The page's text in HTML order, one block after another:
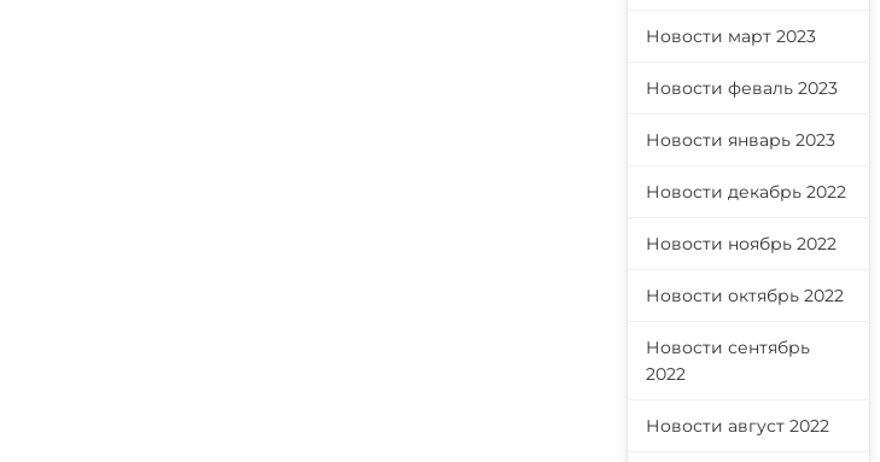
Новости март 2023
Новости феваль 2023
Новости январь 2023
Новости декабрь 2022
Новости ноябрь 2022
Новости октябрь 2022
Новости сентябрь
2022
Новости август 2022